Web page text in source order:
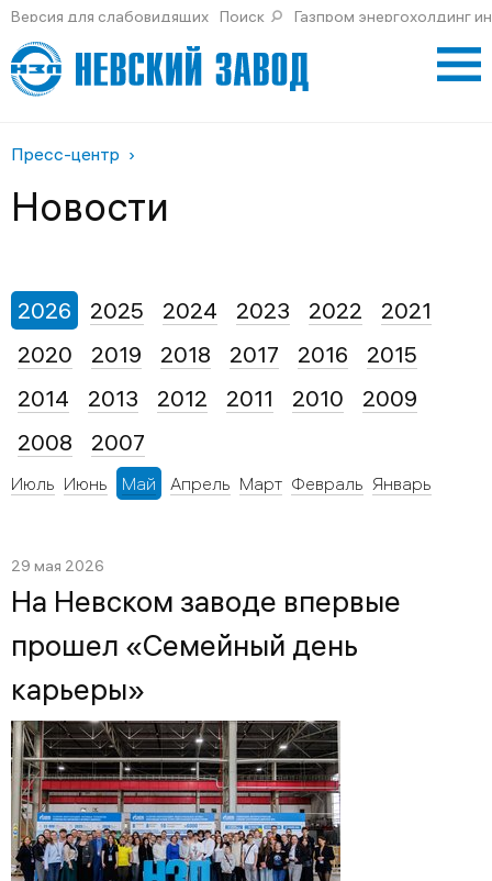
Версия для слабовидящих Поиск Газпром энергохолдинг
Пресс-центр
Новости
2026
Июль Июнь Май Апрель Март Февраль Январь
2025 2024 2023 2022
2021
2020
2019 2018 2017 2016
2015
2014
2013 2012 2011 2010
2009
2008
2007
29 мая 2026
На Невском заводе впервые
прошел «Семейный день
карьеры»